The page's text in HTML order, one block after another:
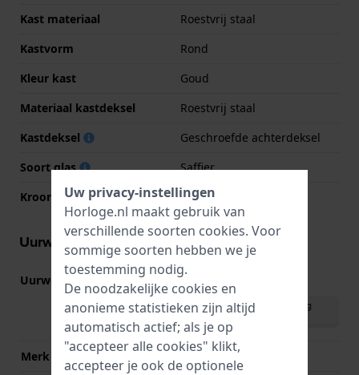
Kast materiaal
Roestvrij staal
Kastvorm
Rond
Kleur kast
Goud
Materiaal kastdeksel
Roestvrij staal
Kastdeksel
Geschroefde achterdeksel
Soort glas
Saffier
Kroon
Trek kroon
Uurwerk informatie
Uurwerk nr. 8N24
Download handleiding
(English)
Merk uurwerk
Uw privacy-instellingen
Horloge.nl maakt gebruik van
verschillende soorten cookies. Voor
sommige soorten hebben we je
toestemming nodig.
De noodzakelijke cookies en
anonieme statistieken zijn altijd
automatisch actief; als je op
"accepteer alle cookies" klikt,
accepteer je ook de optionele